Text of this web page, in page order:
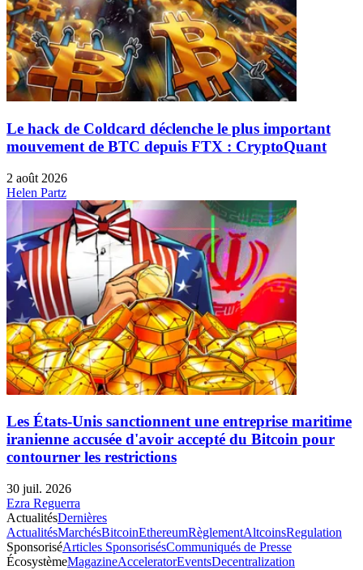
Le hack de Coldcard déclenche le plus important
mouvement de BTC depuis FTX : CryptoQuant
2 août 2026
Helen Partz
Les États-Unis sanctionnent une entreprise maritime
iranienne accusée d'avoir accepté du Bitcoin pour
contourner les restrictions
30 juil. 2026
Ezra Reguerra
ActualitésDernières
ActualitésMarchésBitcoinEthereumRèglementAltcoinsRegulation
SponsoriséArticles SponsorisésCommuniqués de Presse
ÉcosystèmeMagazineAcceleratorEventsDecentralization